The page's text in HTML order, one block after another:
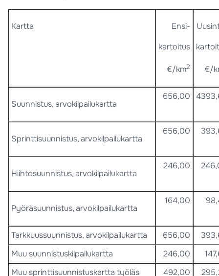
Kartta Ensi-
kartoitus
€/km2 €/
Suunnistus, arvokilpailukartta
656,00
Sprinttisuunnistus, arvokilpailukartta
656,00
Hiihtosuunnistus, arvokilpailukartta
246,00
Pyöräsuunnistus, arvokilpailukartta
164,00
Tarkkuussuunnistus, arvokilpailukartta 656,00
Muu suunnistuskilpailukartta
246,00
Muu sprinttisuunnistuskartta työläs
492,00